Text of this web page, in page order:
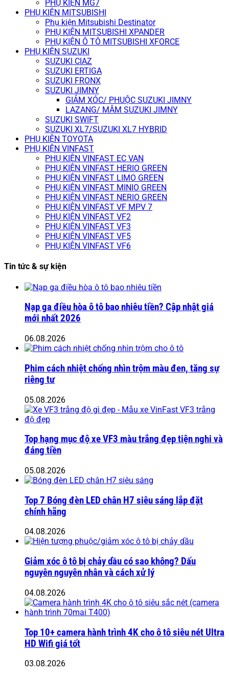
PHỤ KIỆN MG7
PHỤ KIỆN MITSUBISHI
Phụ kiện Mitsubishi Destinator
PHỤ KIỆN MITSUBISHI XPANDER
PHỤ KIỆN Ô TÔ MITSUBISHI XFORCE
PHỤ KIỆN SUZUKI
SUZUKI CIAZ
SUZUKI ERTIGA
SUZUKI FRONX
SUZUKI JIMNY
GIẢM XÓC/ PHUỘC SUZUKI JIMNY
LAZANG/ MÂM SUZUKI JIMNY
SUZUKI SWIFT
SUZUKI XL7/SUZUKI XL7 HYBRID
PHỤ KIỆN TOYOTA
PHỤ KIỆN VINFAST
PHỤ KIỆN VINFAST EC VAN
PHỤ KIỆN VINFAST HERIO GREEN
PHỤ KIỆN VINFAST LIMO GREEN
PHỤ KIỆN VINFAST MINIO GREEN
PHỤ KIỆN VINFAST NERIO GREEN
PHỤ KIỆN VINFAST VF MPV 7
PHỤ KIỆN VINFAST VF2
PHỤ KIỆN VINFAST VF3
PHỤ KIỆN VINFAST VF5
PHỤ KIỆN VINFAST VF6
Tin tức & sự kiện
Nạp ga điều hòa ô tô bao nhiêu tiền? Cập nhật giá
mới nhất 2026
06.08.2026
Phim cách nhiệt chống nhìn trộm màu đen, tăng sự
riêng tư
05.08.2026
Top hạng mục độ xe VF3 màu trắng đẹp tiện nghi và
đáng tiền
05.08.2026
Top 7 Bóng đèn LED chân H7 siêu sáng lắp đặt
chính hãng
04.08.2026
Giảm xóc ô tô bị chảy dầu có sao không? Dấu
nguyên nguyên nhân và cách xử lý
04.08.2026
Top 10+ camera hành trình 4K cho ô tô siêu nét Ultra
HD Wifi giá tốt
03.08.2026